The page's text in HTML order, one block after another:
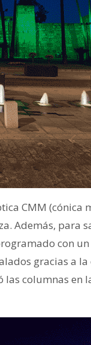
CMM (cónica
Además, para
con
gracias a
columnas en